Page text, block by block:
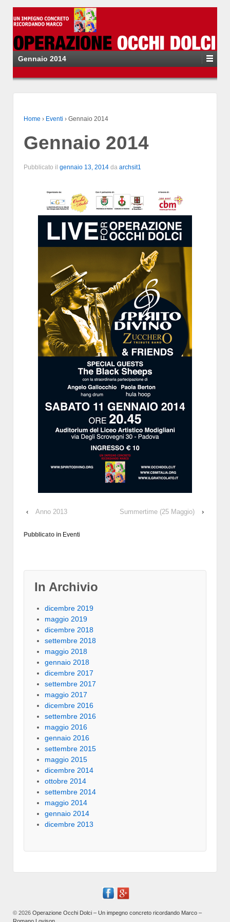
Gennaio 2014
Home › Eventi › Gennaio 2014
Gennaio 2014
Pubblicato il gennaio 13, 2014 da archsit1
‹ Anno 2013 Summertime (25 Maggio) ›
Pubblicato in Eventi
In Archivio
dicembre 2019
maggio 2019
dicembre 2018
settembre 2018
maggio 2018
gennaio 2018
dicembre 2017
settembre 2017
maggio 2017
dicembre 2016
settembre 2016
maggio 2016
gennaio 2016
settembre 2015
maggio 2015
dicembre 2014
ottobre 2014
settembre 2014
maggio 2014
gennaio 2014
dicembre 2013
© 2026 Operazione Occhi Dolci – Un impegno concreto ricordando Marco –